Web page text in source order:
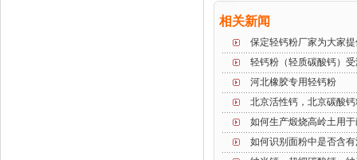
相关新闻
保定轻钙粉厂家为大家
轻钙粉（轻质碳酸钙）
河北橡胶专用轻钙粉
北京活性钙，北京碳酸
如何生产煅烧高岭土用
如何识别面粉中是否含